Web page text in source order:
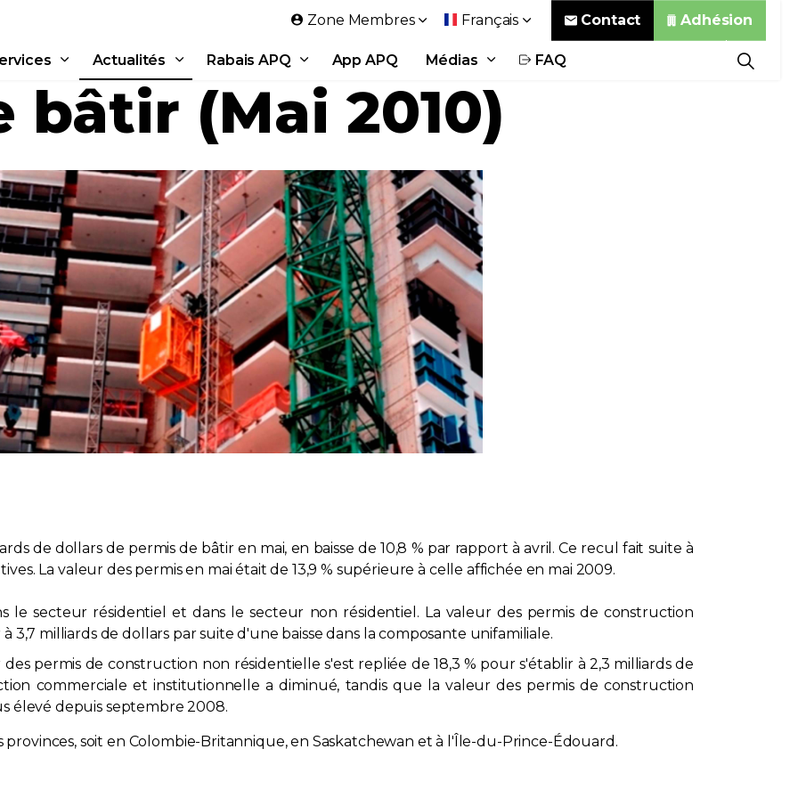
Actualités Rabais APQ App APQ Médias FAQ
Zone Membres Français Contact Adhésion
bâtir (Mai 2010)
de dollars de permis de bâtir en mai, en baisse de 10,8 % par rapport à avril. Ce recul fait suite à
La valeur des permis en mai était de 13,9 % supérieure à celle affichée en mai 2009.
le secteur résidentiel et dans le secteur non résidentiel. La valeur des permis de construction
3,7 milliards de dollars par suite d'une baisse dans la composante unifamiliale.
permis de construction non résidentielle s'est repliée de 18,3 % pour s'établir à 2,3 milliards de
commerciale et institutionnelle a diminué, tandis que la valeur des permis de construction
élevé depuis septembre 2008.
provinces, soit en Colombie-Britannique, en Saskatchewan et à l'Île-du-Prince-Édouard.